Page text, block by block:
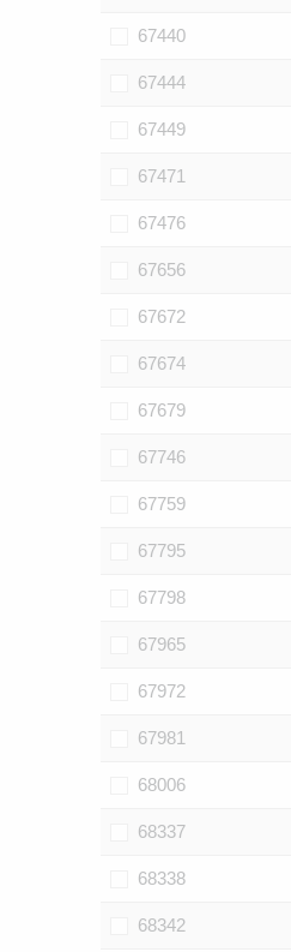
67440
67444
67449
67471
67476
67656
67672
67674
67679
67746
67759
67795
67798
67965
67972
67981
68006
68337
68338
68342